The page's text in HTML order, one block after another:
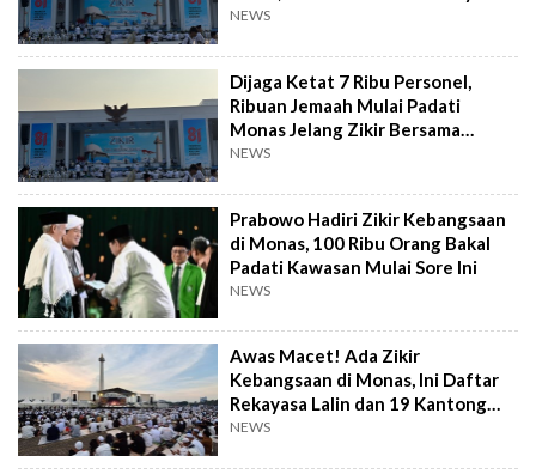
NEWS
Dijaga Ketat 7 Ribu Personel,
Ribuan Jemaah Mulai Padati
Monas Jelang Zikir Bersama
Prabowo
NEWS
Prabowo Hadiri Zikir Kebangsaan
di Monas, 100 Ribu Orang Bakal
Padati Kawasan Mulai Sore Ini
NEWS
Awas Macet! Ada Zikir
Kebangsaan di Monas, Ini Daftar
Rekayasa Lalin dan 19 Kantong
Parkir
NEWS